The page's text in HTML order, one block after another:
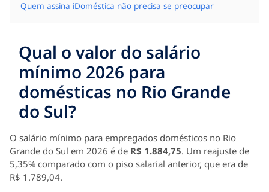
Quem assina iDoméstica não precisa se preocupar
Qual o valor do salário
mínimo 2026 para
domésticas no Rio Grande
do Sul?
O salário mínimo para empregados domésticos no Rio
Grande do Sul em 2026 é de R$ 1.884,75. Um reajuste de
5,35% comparado com o piso salarial anterior, que era de
R$ 1.789,04.